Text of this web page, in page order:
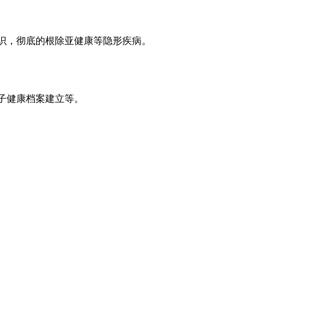
彻底的根除亚健康等隐形疾病。
康档案建立等。